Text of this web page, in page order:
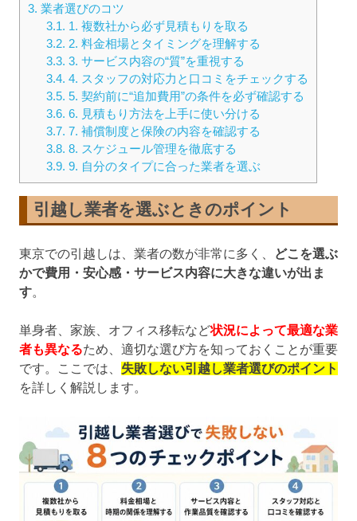
3. 業者選びのコツ
3.1. 1. 複数社から必ず見積もりを取る
3.2. 2. 料金相場とタイミングを理解する
3.3. 3. サービス内容の“質”を重視する
3.4. 4. スタッフの対応力と口コミをチェックする
3.5. 5. 契約前に“追加費用”の条件を必ず確認する
3.6. 6. 見積もり方法を上手に使い分ける
3.7. 7. 補償制度と保険の内容を確認する
3.8. 8. スケジュール管理を徹底する
3.9. 9. 自分のタイプに合った業者を選ぶ
引越し業者を選ぶときのポイント
東京での引越しは、業者の数が非常に多く、
どこを選ぶ
かで費用・安心感・サービス内容に大きな違いが出ま
す。
単身者、家族、オフィス移転など状況によって最適な業
者も異なるため、適切な選び方を知っておくことが重要
です。ここでは、 失敗しない引越し業者選びのポイント
を詳しく解説します。